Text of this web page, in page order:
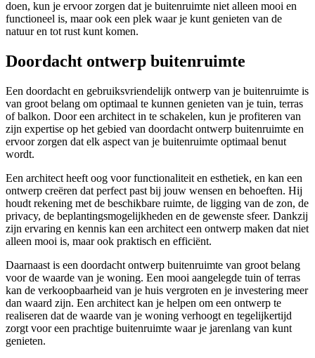
doen, kun je ervoor zorgen dat je buitenruimte niet alleen mooi en
functioneel is, maar ook een plek waar je kunt genieten van de
natuur en tot rust kunt komen.
Doordacht ontwerp buitenruimte
Een doordacht en gebruiksvriendelijk ontwerp van je buitenruimte is
van groot belang om optimaal te kunnen genieten van je tuin, terras
of balkon. Door een architect in te schakelen, kun je profiteren van
zijn expertise op het gebied van doordacht ontwerp buitenruimte en
ervoor zorgen dat elk aspect van je buitenruimte optimaal benut
wordt.
Een architect heeft oog voor functionaliteit en esthetiek, en kan een
ontwerp creëren dat perfect past bij jouw wensen en behoeften. Hij
houdt rekening met de beschikbare ruimte, de ligging van de zon, de
privacy, de beplantingsmogelijkheden en de gewenste sfeer. Dankzij
zijn ervaring en kennis kan een architect een ontwerp maken dat niet
alleen mooi is, maar ook praktisch en efficiënt.
Daarnaast is een doordacht ontwerp buitenruimte van groot belang
voor de waarde van je woning. Een mooi aangelegde tuin of terras
kan de verkoopbaarheid van je huis vergroten en je investering meer
dan waard zijn. Een architect kan je helpen om een ontwerp te
realiseren dat de waarde van je woning verhoogt en tegelijkertijd
zorgt voor een prachtige buitenruimte waar je jarenlang van kunt
genieten.